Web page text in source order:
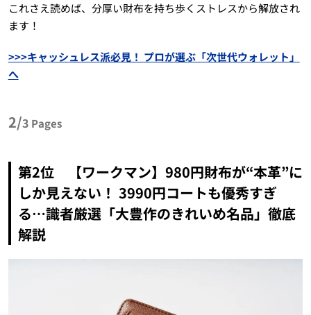
これさえ読めば、分厚い財布を持ち歩くストレスから解放され
ます！
>>>キャッシュレス派必見！ プロが選ぶ「次世代ウォレット」
へ
2/3 Pages
第2位 【ワークマン】980円財布が“本革”に
しか見えない！ 3990円コートも優秀すぎ
る…識者厳選「大豊作のきれいめ名品」徹底
解説